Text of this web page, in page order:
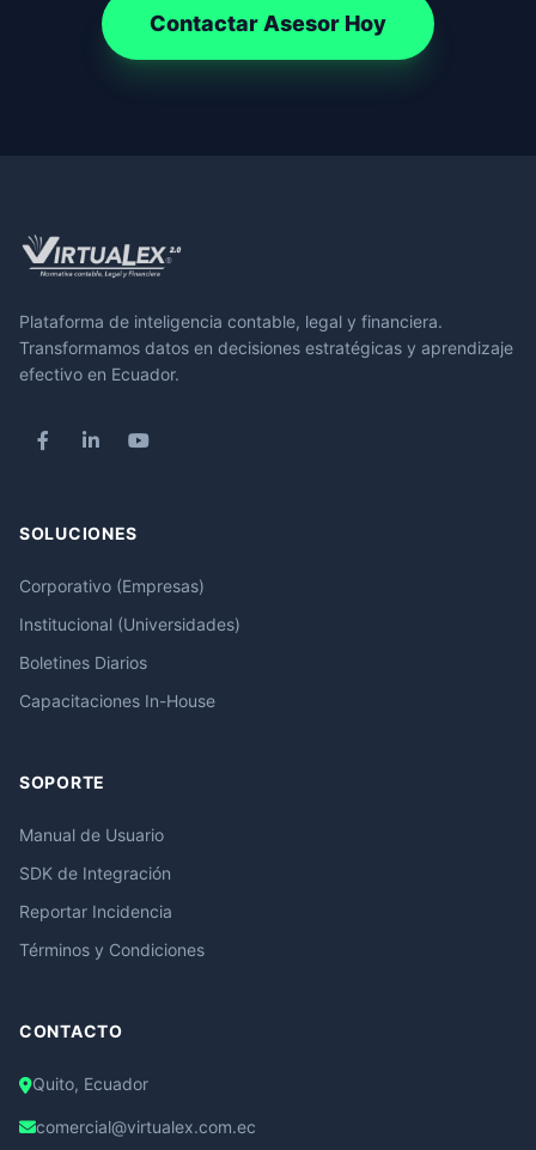
Contactar Asesor Hoy
Plataforma de inteligencia contable, legal y financiera.
Transformamos datos en decisiones estratégicas y aprendizaje
efectivo en Ecuador.
SOLUCIONES
Corporativo (Empresas)
Institucional (Universidades)
Boletines Diarios
Capacitaciones In-House
SOPORTE
Manual de Usuario
SDK de Integración
Reportar Incidencia
Términos y Condiciones
CONTACTO
Quito, Ecuador
comercial@virtualex.com.ec